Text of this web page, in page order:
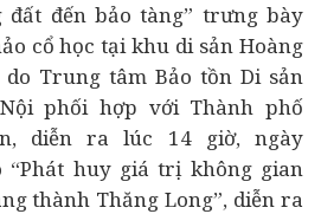
đất đến bảo tàng” trưng bày
cổ học tại khu di sản Hoàng
Trung tâm Bảo tồn Di sản
phối hợp với Thành phố
diễn ra lúc 14 giờ, ngày
“Phát huy giá trị không gian
thành Thăng Long”, diễn ra